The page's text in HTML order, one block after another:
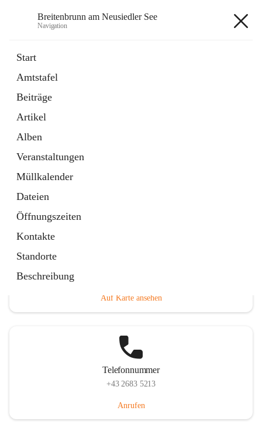
Breitenbrunn am Neusiedler See
Navigation
Start
Amtstafel
Beiträge
Artikel
Alben
Veranstaltungen
Müllkalender
Dateien
Öffnungszeiten
Kontakte
Standorte
Beschreibung
18 Schnellzugriffe
Gemeindeservice
Auf Karte ansehen
Telefonnummer
+43 2683 5213
Anrufen